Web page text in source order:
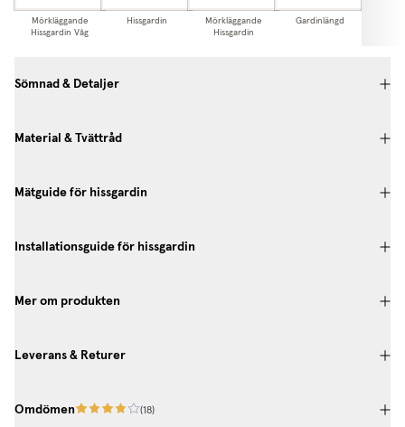
Mörkläggande
Hissgardin Våg
Hissgardin
Mörkläggande
Hissgardin
Gardinlängd
Sömnad & Detaljer
Material & Tvättråd
Mätguide för hissgardin
Installationsguide för hissgardin
Mer om produkten
Leverans & Returer
Omdömen (18)